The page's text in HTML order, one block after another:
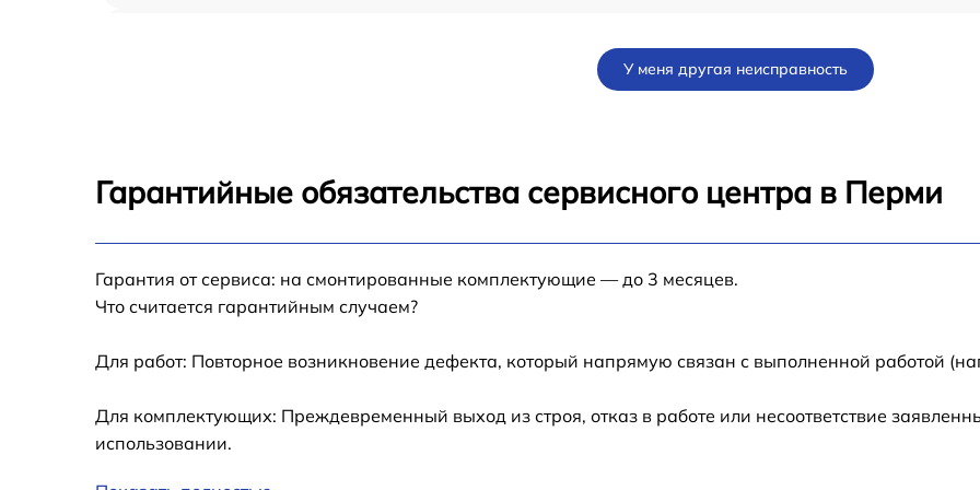
Замена стекла камеры iPhone 13 Pro Max от 60 мин
Замена разъема зарядки iPhone 13 Pro Max от 60 мин
У меня другая неисправность
Гарантийные обязательства сервисного центра в Перми
Гарантия от сервиса: на смонтированные комплектующие — до 3 месяцев.
Что считается гарантийным случаем?
Для работ: Повторное возникновение дефекта, который напрямую связан с выполненной работой
Для комплектующих: Преждевременный выход из строя, отказ в работе или несоответствие
использовании.